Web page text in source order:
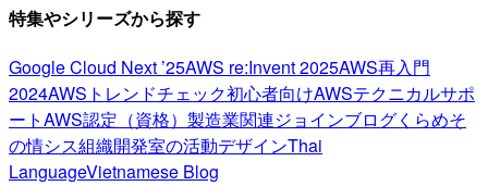
特集やシリーズから探す
Google Cloud Next ’25AWS re:Invent 2025AWS再入門
2024AWSトレンドチェック初心者向けAWSテクニカルサポ
ートAWS認定（資格） 製造業関連ジョインブログくらめそ
の情シス組織開発室の活動デザインThai
LanguageVietnamese Blog